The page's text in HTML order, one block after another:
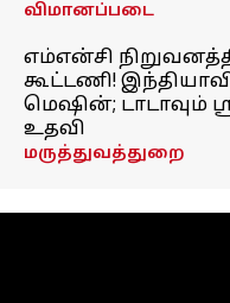
விமானப்படை
எம்என்சி
கூட்டணி!
மெஷின்; டாடாவும்
உதவி
மருத்துவத்துறை